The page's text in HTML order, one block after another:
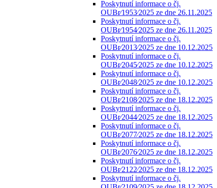
Poskytnutí informace o čj.
OUBr⁄1953⁄2025 ze dne 26.11.2025
Poskytnutí informace o čj.
OUBr⁄1954⁄2025 ze dne 26.11.2025
Poskytnutí informace o čj.
OUBr⁄2013⁄2025 ze dne 10.12.2025
Poskytnutí informace o čj.
OUBr⁄2045⁄2025 ze dne 10.12.2025
Poskytnutí informace o čj.
OUBr⁄2048⁄2025 ze dne 10.12.2025
Poskytnutí informace o čj.
OUBr⁄2108⁄2025 ze dne 18.12.2025
Poskytnutí informace o čj.
OUBr⁄2044⁄2025 ze dne 18.12.2025
Poskytnutí informace o čj.
OUBr⁄2077⁄2025 ze dne 18.12.2025
Poskytnutí informace o čj.
OUBr⁄2076⁄2025 ze dne 18.12.2025
Poskytnutí informace o čj.
OUBr⁄2122⁄2025 ze dne 18.12.2025
Poskytnutí informace o čj.